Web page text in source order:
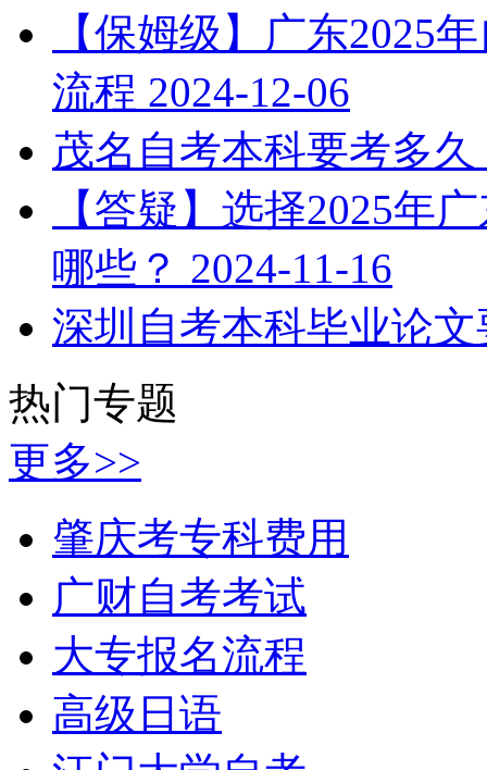
【保姆级】广东2025
流程 2024-12-06
茂名自考本科要考多久
【答疑】选择2025年
哪些？ 2024-11-16
深圳自考本科毕业论
热门专题
更多>>
肇庆考专科费用
广财自考考试
大专报名流程
高级日语